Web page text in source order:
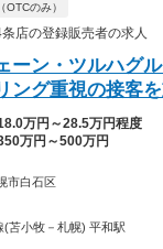
OTCのみ）
店の登録販売者の求人
ーン・ツルハグ
ング重視の接客
万円～28.5万円程度
万円～500万円
市白石区
(苫小牧－札幌) 平和駅